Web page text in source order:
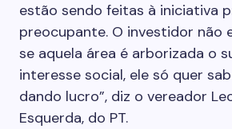
estão sendo feitas à iniciativa
preo­cupante. O investidor não
se aquela área é arborizada o
interesse social, ele só quer
dando lucro”, diz o vereador
Esquerda, do PT.